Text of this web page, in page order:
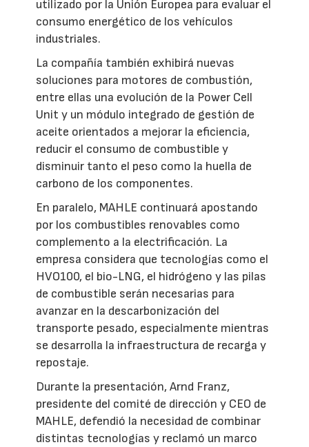
utilizado por la Unión Europea para evaluar el
consumo energético de los vehículos
industriales.
La compañía también exhibirá nuevas
soluciones para motores de combustión,
entre ellas una evolución de la Power Cell
Unit y un módulo integrado de gestión de
aceite orientados a mejorar la eficiencia,
reducir el consumo de combustible y
disminuir tanto el peso como la huella de
carbono de los componentes.
En paralelo, MAHLE continuará apostando
por los combustibles renovables como
complemento a la electrificación. La
empresa considera que tecnologías como el
HVO100, el bio-LNG, el hidrógeno y las pilas
de combustible serán necesarias para
avanzar en la descarbonización del
transporte pesado, especialmente mientras
se desarrolla la infraestructura de recarga y
repostaje.
Durante la presentación, Arnd Franz,
presidente del comité de dirección y CEO de
MAHLE, defendió la necesidad de combinar
distintas tecnologías y reclamó un marco